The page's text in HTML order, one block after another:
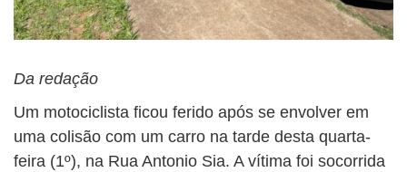
Da redação
Um motociclista ficou ferido após se envolver em
uma colisão com um carro na tarde desta quarta-
feira (1º), na Rua Antonio Sia. A vítima foi socorrida